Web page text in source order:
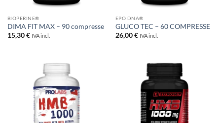
BIOPERINE®
DIMA FIT MAX – 90 compresse
15,30€ IVA incl.
EPO DNA®
GLUCO TEC – 60 COMPRESSE
26,00€ IVA incl.